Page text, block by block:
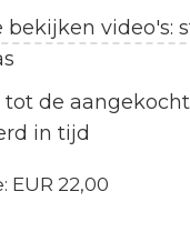
bekijken video's:
tot de
in tijd
EUR 22,00